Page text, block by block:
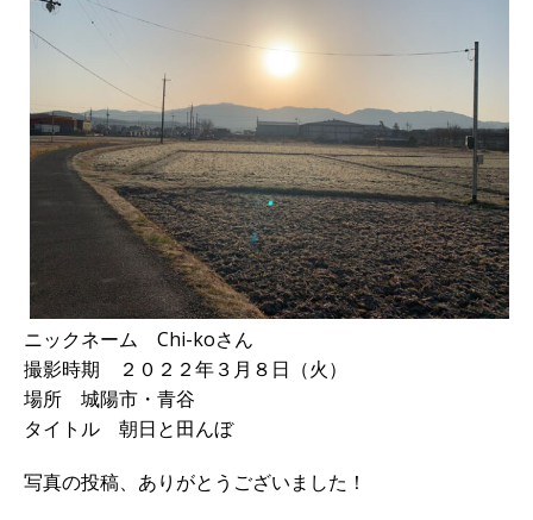
ニックネーム Chi-koさん
撮影時期 ２０２２年３月８日（火）
場所 城陽市・青谷
タイトル 朝日と田んぼ
写真の投稿、ありがとうございました！